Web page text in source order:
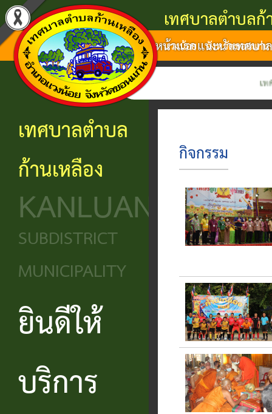
เทศบาลตำบลก้
แวงน้อย จังหวัดขอนแก่น
หน้าแรกแนะนำเทศบา
แนะนำ
เทศบาล
ความ
เป็นมา
ข้อมูล
พื้น
ฐาน
วิสัยทัศน์
และ
ยุทธศาสตร์
อำนาจ
หน้าที่
งาน
บริการ
ประชาชน
บริการ
ประชาชน
ศูนย์ช่วย
ประชาชน
แบบ
ฟอร์ม
ต่างๆ
แบบสอบถาม
โครงสร้าง
องค์กร
เทศบาล
โครงสร้าง
นิติบัญญัติ
โครงสร้าง
บริหาร
โครงสร้าง
ส่วน
ราชการ
สำนัก
ศูนย์
ข้อมูล
ข่าวสาร
และ
แผน
งาน
ข้อมูล
ข่าวสาร
สถานะ
ทางการ
ติดต่อ
ข้อมูล
ติดต่อ
แจ้ง
ความ
เดือด
ร้อน
ร้อง
ร้อง
ทุกข์
กระดาน
สนทนา
เทศบาลตำบล
เทศบาลตำบล
ก้านเหลือง
KANLUANG
SUBDISTRICT
MUNICIPALITY
ยินดีให้
บริการ
กิจกรรม